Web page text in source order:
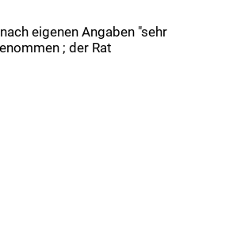
eigenen Angaben "sehr
; der Rat